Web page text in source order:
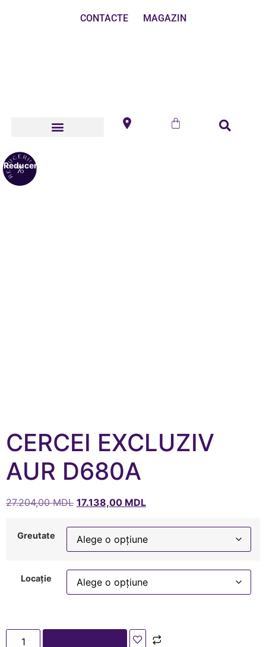
CONTACTE MAGAZIN
Reduceri!
CERCEI EXCLUZIV
AUR D680A
27.204,00MDL 17.138,00 MDL
Greutate
Locație